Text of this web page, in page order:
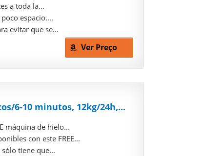
a toda la...
espacio....
evitar que se...
Ver Preço
6-10 minutos, 12kg/24h,...
máquina de hielo...
con este FREE...
sólo tiene que...